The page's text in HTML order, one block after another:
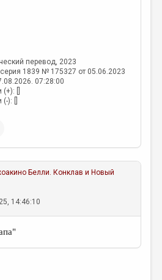
перевод, 2023
1839 № 175327 от 05.06.2023
07:28:00
[]
): []
Белли. Конклав и Новый
14:46:10